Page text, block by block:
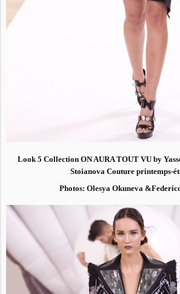
Look 5 Collection ON AURA TOUT VU by
Stoianova Couture printemps-
Photos: Olesya Okuneva